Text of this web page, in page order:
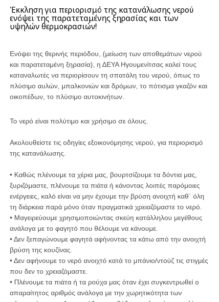
Έκκληση για περιορισμό της κατανάλωσης νερού
ενόψει της παρατεταμένης ξηρασίας και των
υψηλών θερμοκρασιών!
Ενόψει της θερινής περιόδου, (μείωση των αποθεμάτων νερού
και παρατεταμένη ξηρασία), η ΔΕΥΑ Ηγουμενίτσας καλεί τους
καταναλωτές να περιορίσουν τη σπατάλη του νερού, όπως το
πλύσιμο αυλών, μπαλκονιών και δρόμων, το πότισμα γκαζόν και
οικοπέδων, το πλύσιμο αυτοκινήτων.
Το νερό είναι πολύτιμο και χρήσιμο σε όλους.
Ακολουθείστε τις οδηγίες εξοικονόμησης νερού, για περιορισμό
της κατανάλωσης.
• Καθώς πλένουμε τα χέρια μας, βουρτσίζουμε τα δόντια μας,
ξυριζόμαστε, πλένουμε τα πιάτα ή κάνοντας λοιπές παρόμοιες
ενέργειες, καλό είναι να μην έχουμε την βρύση ανοιχτή καθ΄ όλη
τη διάρκεια παρά μόνο όταν πραγματικά χρειαζόμαστε το νερό.
• Μαγειρεύουμε χρησιμοποιώντας σκεύη κατάλληλου μεγέθους
ανάλογα με το φαγητό που θέλουμε να κάνουμε.
• Δεν ξεπαγώνουμε φαγητά αφήνοντας τα κάτω από την ανοιχτή
βρύση της κουζίνας.
• Δεν αφήνουμε το νερό ανοιχτό κατά το μπάνιο/ντούζ τις στιγμές
που δεν το χρειαζόμαστε.
• Πλένουμε τα πιάτα ή τα ρούχα μας όταν έχει συγκεντρωθεί ο
απαραίτητος αριθμός ανάλογα με την χωρητικότητα των